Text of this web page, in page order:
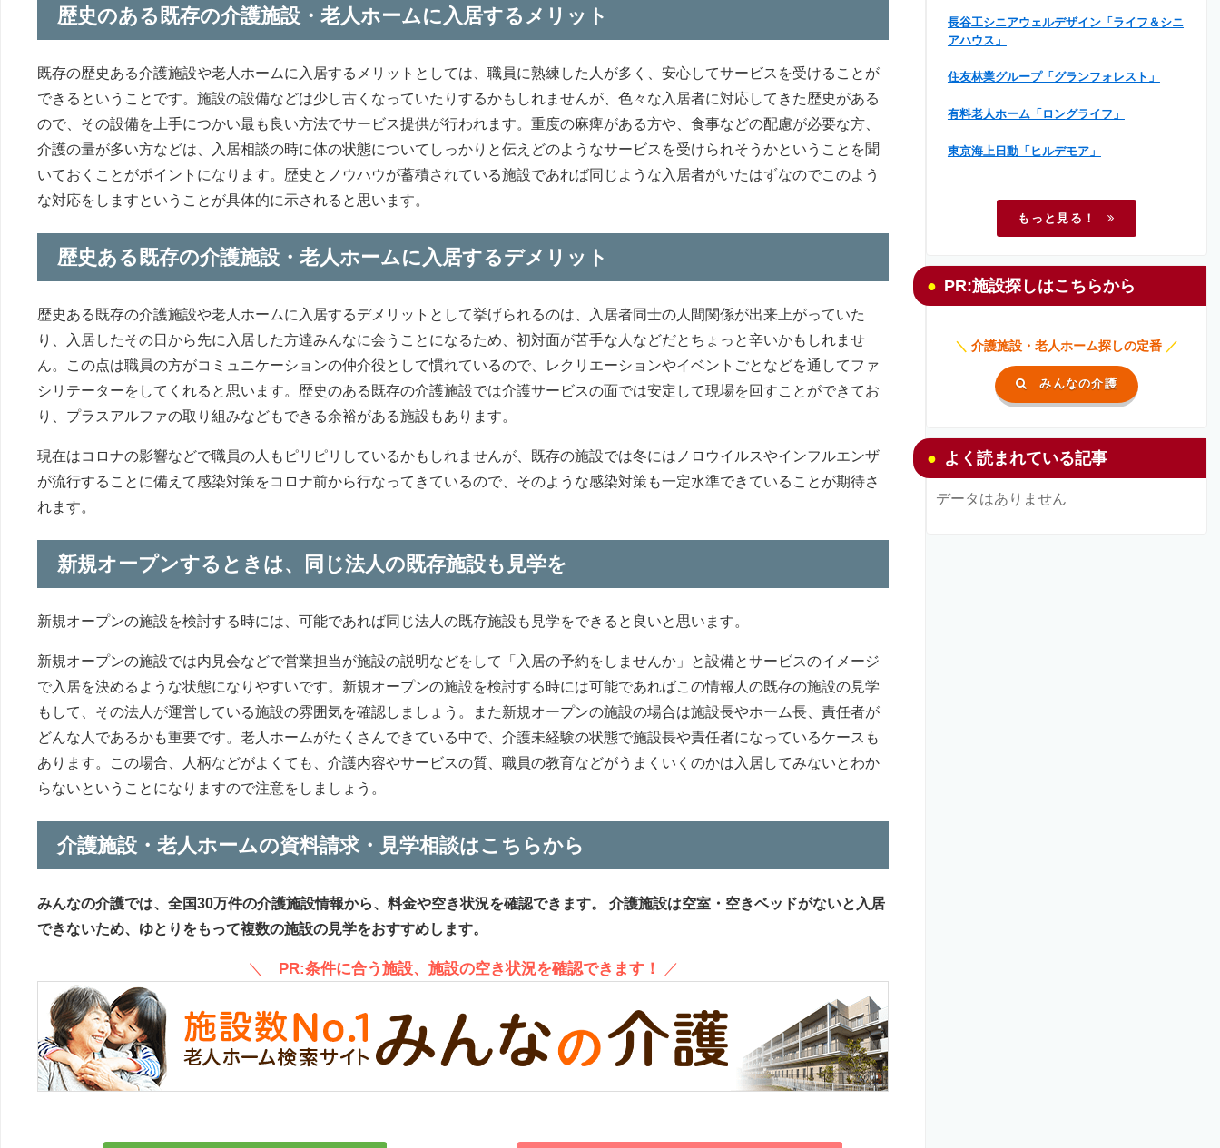
歴史のある既存の介護施設・老人ホームに入居するメリット
既存の歴史ある介護施設や老人ホームに入居するメリットとしては、職員に熟練した人が多く、安心してサービスを受けることが
できるということです。施設の設備などは少し古くなっていたりするかもしれませんが、色々な入居者に対応してきた歴史がある
ので、その設備を上手につかい最も良い方法でサービス提供が行われます。重度の麻痺がある方や、食事などの配慮が必要な方、
介護の量が多い方などは、入居相談の時に体の状態についてしっかりと伝えどのようなサービスを受けられそうかということを聞
いておくことがポイントになります。歴史とノウハウが蓄積されている施設であれば同じような入居者がいたはずなのでこのよう
な対応をしますということが具体的に示されると思います。
歴史ある既存の介護施設・老人ホームに入居するデメリット
歴史ある既存の介護施設や老人ホームに入居するデメリットとして挙げられるのは、入居者同士の人間関係が出来上がっていた
り、入居したその日から先に入居した方達みんなに会うことになるため、初対面が苦手な人などだとちょっと辛いかもしれませ
ん。この点は職員の方がコミュニケーションの仲介役として慣れているので、レクリエーションやイベントごとなどを通してファ
シリテーターをしてくれると思います。歴史のある既存の介護施設では介護サービスの面では安定して現場を回すことができてお
り、プラスアルファの取り組みなどもできる余裕がある施設もあります。
現在はコロナの影響などで職員の人もピリピリしているかもしれませんが、既存の施設では冬にはノロウイルスやインフルエンザ
が流行することに備えて感染対策をコロナ前から行なってきているので、そのような感染対策も一定水準できていることが期待さ
れます。
新規オープンするときは、同じ法人の既存施設も見学を
新規オープンの施設を検討する時には、可能であれば同じ法人の既存施設も見学をできると良いと思います。
新規オープンの施設では内見会などで営業担当が施設の説明などをして「入居の予約をしませんか」と設備とサービスのイメージ
で入居を決めるような状態になりやすいです。新規オープンの施設を検討する時には可能であればこの情報人の既存の施設の見学
もして、その法人が運営している施設の雰囲気を確認しましょう。また新規オープンの施設の場合は施設長やホーム長、責任者が
どんな人であるかも重要です。老人ホームがたくさんできている中で、介護未経験の状態で施設長や責任者になっているケースも
あります。この場合、人柄などがよくても、介護内容やサービスの質、職員の教育などがうまくいくのかは入居してみないとわか
らないということになりますので注意をしましょう。
介護施設・老人ホームの資料請求・見学相談はこちらから
みんなの介護では、全国30万件の介護施設情報から、料金や空き状況を確認できます。
介護施設は空室・空きベッドがないと入居
できないため、ゆとりをもって複数の施設の見学をおすすめします。
＼ PR:条件に合う施設、施設の空き状況を確認できます！ ／
長谷工シニアウェルデザイン「ライフ＆シニ
アハウス」
住友林業グループ「グランフォレスト」
有料老人ホーム「ロングライフ」
東京海上日動「ヒルデモア」
もっと見る！
PR:施設探しはこちらから
＼ 介護施設・老人ホーム探しの定番 ／
みんなの介護
よく読まれている記事
データはありません